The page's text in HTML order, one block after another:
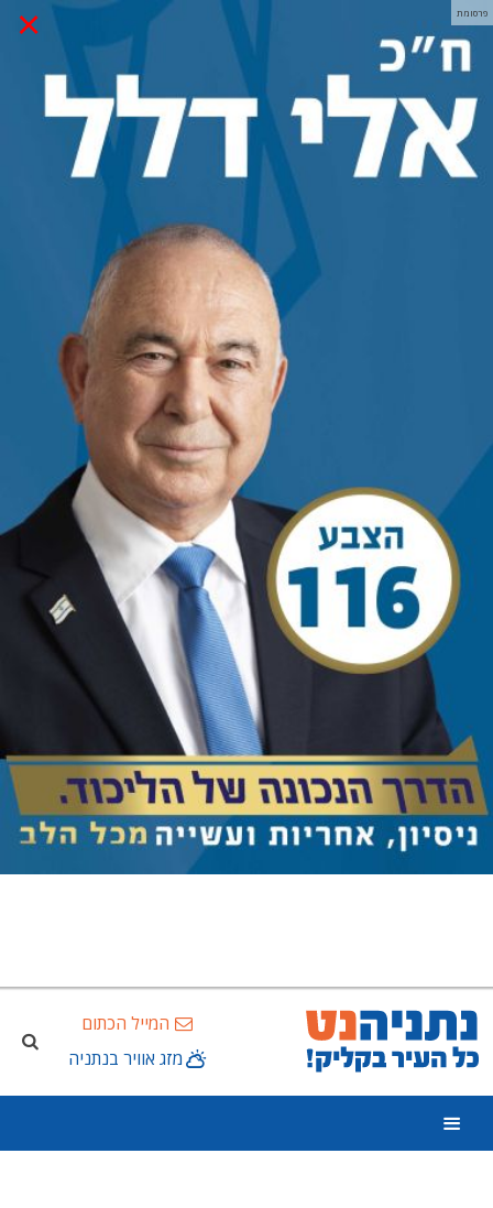
× פרסומת
המייל הכתום
מזג אוויר בנתניה